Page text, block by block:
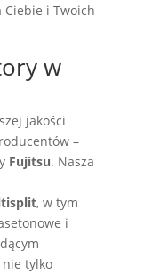
i Twoich
w
jakości
–
Fujitsu. Nasza
, w tym
i
nie tylko